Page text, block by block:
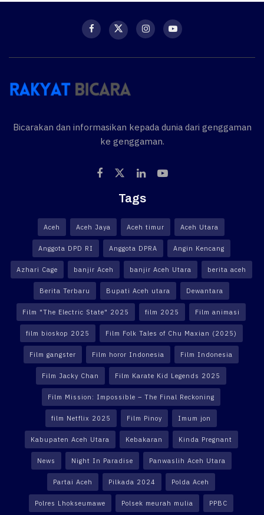
Bicarakan dan informasikan kepada dunia dari genggaman
ke genggaman.
Tags
Aceh Aceh Jaya Aceh timur Aceh Utara
Anggota DPD RI Anggota DPRA Angin Kencang
Azhari Cage banjir Aceh banjir Aceh Utara berita aceh
Berita Terbaru Bupati Aceh utara Dewantara
Film "The Electric State" 2025 film 2025 Film animasi
film bioskop 2025 Film Folk Tales of Chu Maxian (2025)
Film gangster Film horor Indonesia Film Indonesia
Film Jacky Chan Film Karate Kid Legends 2025
Film Mission: Impossible – The Final Reckoning
film Netflix 2025 Film Pinoy Imum jon
Kabupaten Aceh Utara Kebakaran Kinda Pregnant
News Night In Paradise Panwaslih Aceh Utara
Partai Aceh Pilkada 2024 Polda Aceh
Polres Lhokseumawe Polsek meurah mulia PPBC